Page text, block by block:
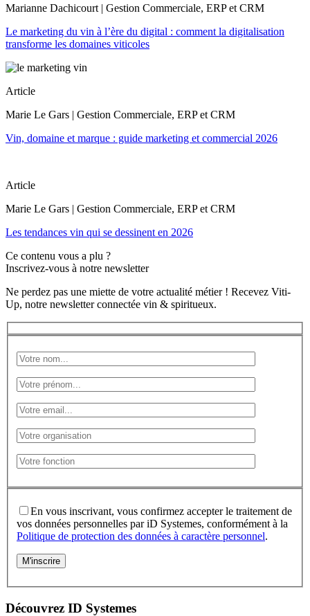
Marianne Dachicourt | Gestion Commerciale, ERP et CRM
Le marketing du vin à l’ère du digital : comment la digitalisation
transforme les domaines viticoles
Article
Marie Le Gars | Gestion Commerciale, ERP et CRM
Vin, domaine et marque : guide marketing et commercial 2026
Article
Marie Le Gars | Gestion Commerciale, ERP et CRM
Les tendances vin qui se dessinent en 2026
Ce contenu vous a plu ?
Inscrivez-vous à notre newsletter
Ne perdez pas une miette de votre actualité métier ! Recevez Viti-
Up, notre newsletter connectée vin & spiritueux.
En vous inscrivant, vous confirmez accepter le traitement de
vos données personnelles par iD Systemes, conformément à la
Politique de protection des données à caractère personnel.
Découvrez ID Systemes